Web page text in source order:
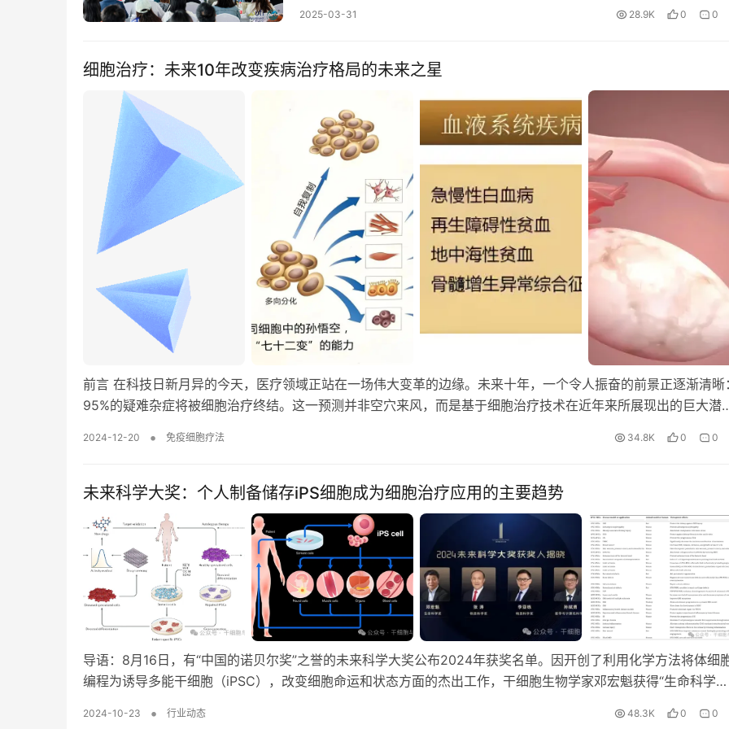
2025-03-31 28.9K 0 0
细胞治疗：未来10年改变疾病治疗格局的未来之星
前言 在科技日新月异的今天，医疗领域正站在一场伟大变革的边缘。未来十年，一个令人振奋的前景正逐渐清晰
95%的疑难杂症将被细胞治疗终结。这一预测并非空穴来风，而是基于细胞治疗技术在近年来所展现出的巨大潜
2024-12-20 • 免疫细胞疗法 34.8K 0 0
未来科学大奖：个人制备储存iPS细胞成为细胞治疗应用的主要趋势
导语：8月16日，有“中国的诺贝尔奖”之誉的未来科学大奖公布2024年获奖名单。因开创了利用化学方法将体细
编程为诱导多能干细胞（iPSC），改变细胞命运和状态方面的杰出工作，干细胞生物学家邓宏魁获得“生命科学…
2024-10-23 • 行业动态 48.3K 0 0